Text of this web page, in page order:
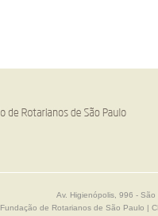
Av. Higienópolis, 996 - São
Fundação de Rotarianos de São Paulo |